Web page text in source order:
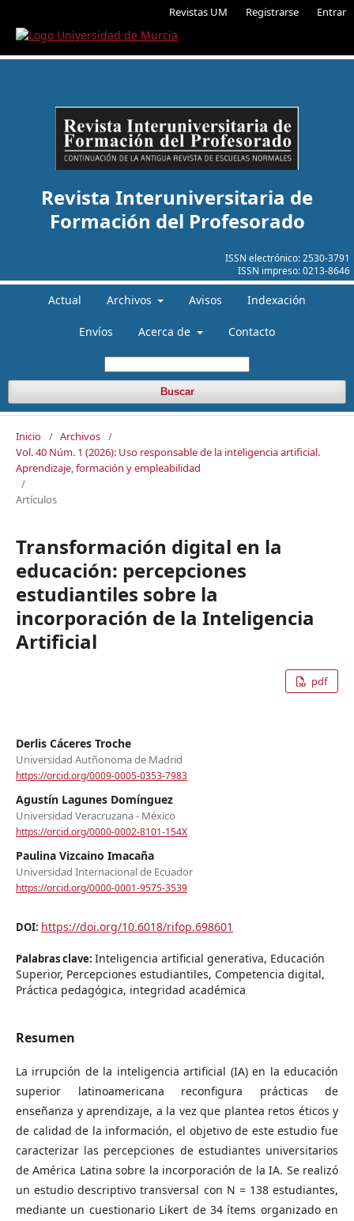
Revistas UM Registrarse Entrar
ISSN electrónico: 2530-3791
ISSN impreso:0213-8646
Revista Interuniversitaria de
Formación del Profesorado
Actual Archivos Avisos Indexación
Envíos Acerca de Contacto
Buscar
Inicio / Archivos /
Vol. 40 Núm. 1 (2026): Uso responsable de la inteligencia artificial.
Aprendizaje, formación y empleabilidad
/
Artículos
Transformación digital en la
educación: percepciones
estudiantiles sobre la
incorporación de la Inteligencia
Artificial
pdf
Derlis Cáceres Troche
Universidad Autñonoma de Madrid
https://orcid.org/0009-0005-0353-7983
Agustín Lagunes Domínguez
Universidad Veracruzana - México
https://orcid.org/0000-0002-8101-154X
Paulina Vizcaino Imacaña
Universidad Internacional de Ecuador
https://orcid.org/0000-0001-9575-3539
DOI: https://doi.org/10.6018/rifop.698601
Palabras clave: Inteligencia artificial generativa, Educación
Superior, Percepciones estudiantiles, Competencia digital,
Práctica pedagógica, integridad académica
Resumen
La irrupción de la inteligencia artificial (IA) en la educación
superior latinoamericana reconfigura prácticas de
enseñanza y aprendizaje, a la vez que plantea retos éticos y
de calidad de la información, el objetivo de este estudio fue
caracterizar las percepciones de estudiantes universitarios
de América Latina sobre la incorporación de la IA. Se realizó
un estudio descriptivo transversal con N = 138 estudiantes,
mediante un cuestionario Likert de 34 ítems organizado en